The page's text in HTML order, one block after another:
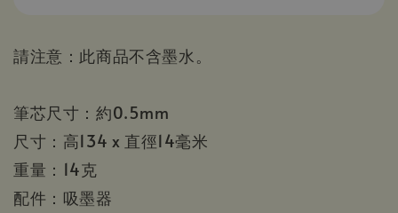
請注意：此商品不含墨水。
筆芯尺寸 ：約0.5mm
尺寸：高134 x 直徑14毫米
重量 ： 14克
配件 ：吸墨器